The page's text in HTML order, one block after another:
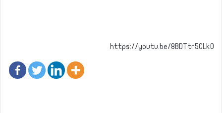
https://youtu.be/8BDTtr5CLk0